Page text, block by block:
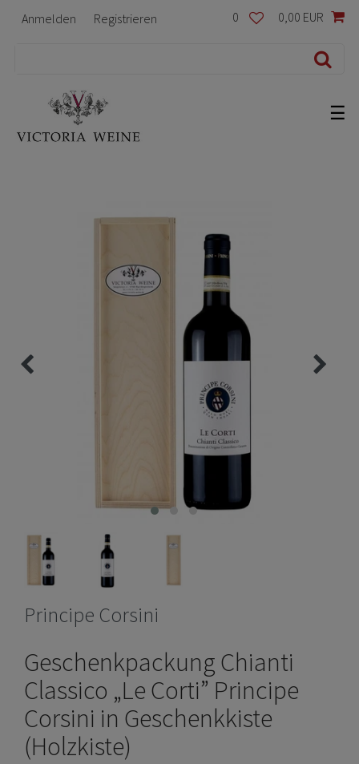
Anmelden Registrieren 0 0,00 EUR
☰
Principe Corsini
Geschenkpackung Chianti
Classico „Le Corti” Principe
Corsini in Geschenkkiste
(Holzkiste)